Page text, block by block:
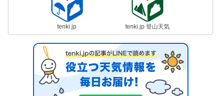
tenki.jp tenki.jp 登山天気